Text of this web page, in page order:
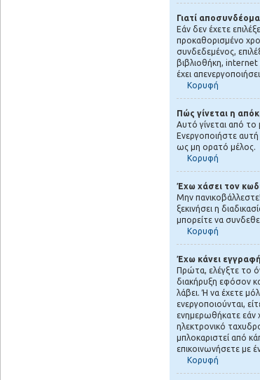
Γιατί
Εάν δεν έχετε
προκαθορισμένο
συνδεδεμένος,
βιβλιοθήκη, internet
έχει
Κορυφή
Πώς γίνεται η
Αυτό γίνεται από το
Ενεργοποιήστε αυτή
ως μη ορατό μέλος.
Κορυφή
Έχω χάσει τον
Μην
ξεκινήσει η
μπορείτε να
Κορυφή
Έχω κάνει
Πρώτα, ελέγξτε το
διακήρυξη εφόσον
λάβει. Ή να έχετε
ενεργοποιούνται,
ενημερωθήκατε εάν
ηλεκτρονικό
μπλοκαριστεί από
επικοινωνήσετε με
Κορυφή